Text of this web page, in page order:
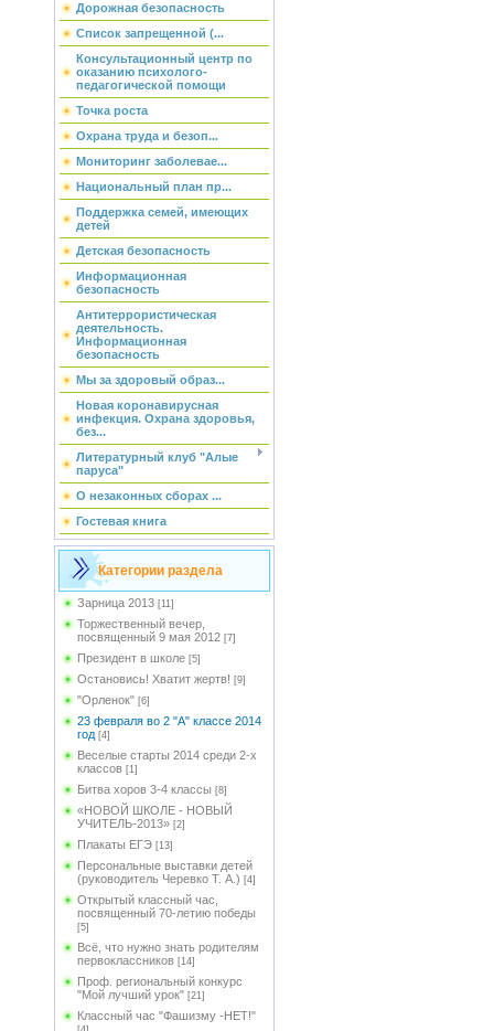
Дорожная безопасность
Список запрещенной (...
Консультационный центр по
оказанию психолого-
педагогической помощи
Точка роста
Охрана труда и безоп...
Мониторинг заболевае...
Национальный план пр...
Поддержка семей, имеющих
детей
Детская безопасность
Информационная
безопасность
Антитеррористическая
деятельность.
Информационная
безопасность
Мы за здоровый образ...
Новая коронавирусная
инфекция. Охрана здоровья,
без...
Литературный клуб "Алые
паруса"
О незаконных сборах ...
Гостевая книга
Категории раздела
Зарница 2013 [11]
Торжественный вечер,
посвященный 9 мая 2012 [7]
Президент в школе [5]
Остановись! Хватит жертв! [9]
"Орленок" [6]
23 февраля во 2 "А" классе 2014
год [4]
Веселые старты 2014 среди 2-х
классов [1]
Битва хоров 3-4 классы [8]
«НОВОЙ ШКОЛЕ - НОВЫЙ
УЧИТЕЛЬ-2013» [2]
Плакаты ЕГЭ [13]
Персональные выставки детей
(руководитель Черевко Т. А.) [4]
Открытый классный час,
посвященный 70-летию победы
[5]
Всё, что нужно знать родителям
первоклассников [14]
Проф. региональный конкурс
"Мой лучший урок" [21]
Классный час "Фашизму -НЕТ!"